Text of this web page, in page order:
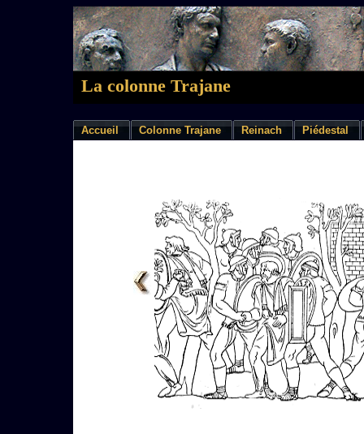
La colonne Trajane
Accueil Colonne Trajane Reinach Piédestal